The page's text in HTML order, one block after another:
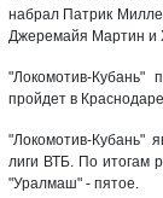
набрал Патрик
Джеремайя Мартин и
"Локомотив-
пройдет в
"Локомотив-Кубань"
лиги ВТБ. По итогам
"Уралмаш" - пятое.